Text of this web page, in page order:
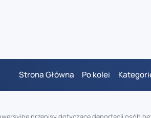
Strona Główna Po kolei